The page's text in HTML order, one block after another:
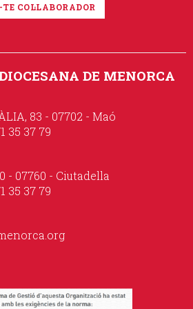
TE COL·LABORADOR
DE MENORCA
83 - 07702 - Maó
35 37 79
- 07760 - Ciutadella
35 37 79